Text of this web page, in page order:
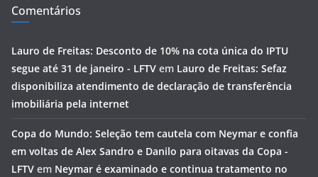
Comentários
Lauro de Freitas: Desconto de 10% na cota única do IPTU
segue até 31 de janeiro - LFTV em Lauro de Freitas: Sefaz
disponibiliza atendimento de declaração de transferência
imobiliária pela internet
Copa do Mundo: Seleção tem cautela com Neymar e confia
em voltas de Alex Sandro e Danilo para oitavas da Copa -
LFTV em Neymar é examinado e continua tratamento no